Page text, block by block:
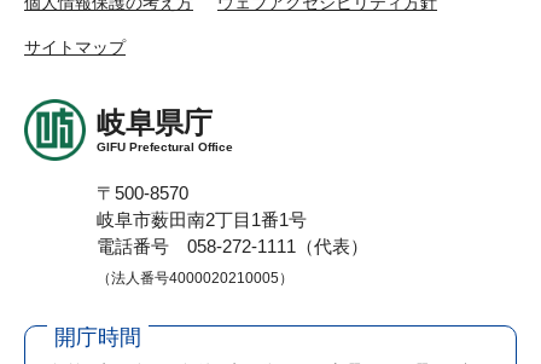
サイトマップ
岐阜県庁
GIFU Prefectural Office
〒500-8570
岐阜市薮田南2丁目1番1号
電話番号 058-272-1111（代表）
（法人番号4000020210005）
開庁時間